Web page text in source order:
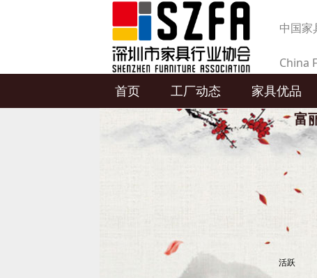
中国家
China
首页 工厂动态 家具优品
富
活跃